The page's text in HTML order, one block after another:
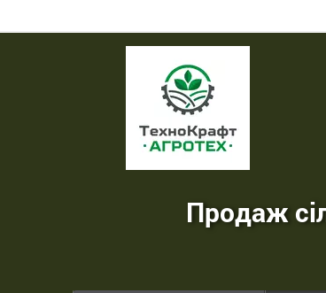
ТехноКрафт
Агротех
продаж
Продаж